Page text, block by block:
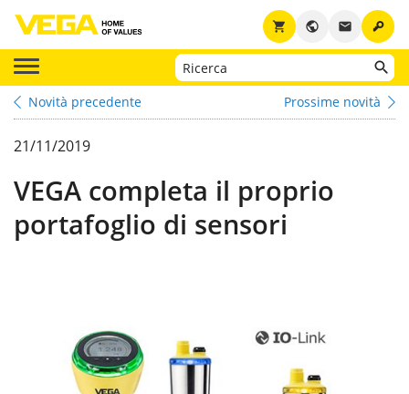
key
email
public
shopping_cart
Novità precedente Prossime novità
21/11/2019
VEGA completa il proprio
portafoglio di sensori